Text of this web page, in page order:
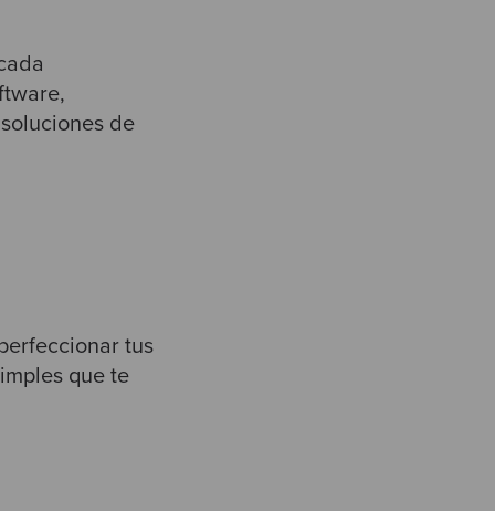
de
tus
que te